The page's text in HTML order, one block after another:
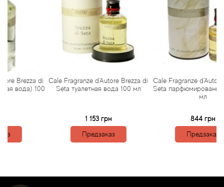
di
100
Cale Fragranze d'Autore Brezza di
Seta туалетная вода 100 мл
1 153 грн
Предзаказ
Cale Fragranze d'Autore
Seta парфюмированная
844 грн
Предзаказ
Arabesque Perfumes
Arabiyat
Aramis
Ariana Grande
Armand Basi